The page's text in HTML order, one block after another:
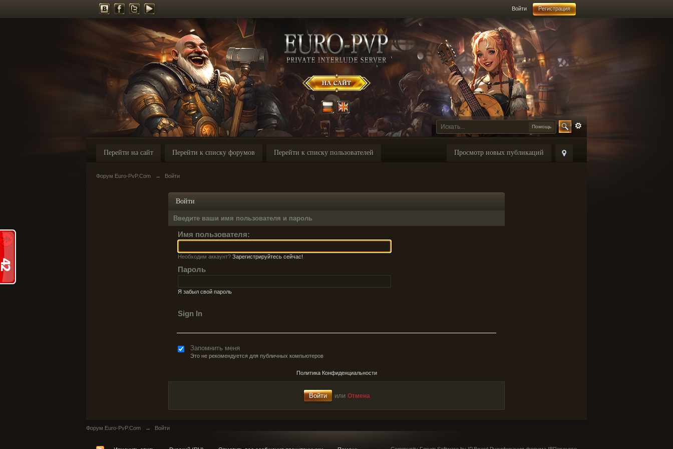
Войти Регистрация
Помощь
Просмотр новых публикаций
Перейти на сайт Перейти к списку форумов Перейти к списку пользователей
Форум Euro-PvP.Com → Войти
Войти
Введите ваши имя пользователя и пароль
Имя пользователя:
Необходим аккаунт? Зарегистрируйтесь сейчас!
Пароль
Я забыл свой пароль
Sign In
Запомнить меня
Это не рекомендуется для публичных компьютеров
Политика Конфиденциальности
или Отмена
Форум Euro-PvP.Com → Войти